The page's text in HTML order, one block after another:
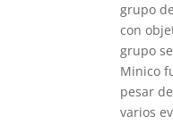
grupo
con
grupo
Minico
pesar
varios